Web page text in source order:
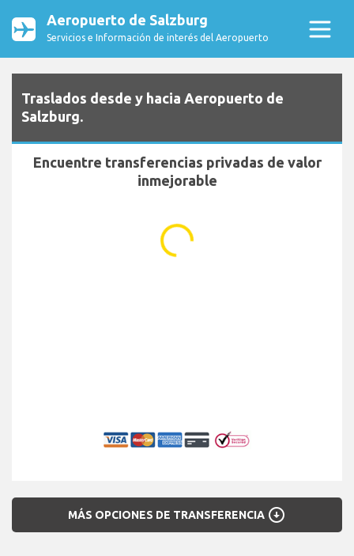
Aeropuerto de Salzburg
Servicios e Información de interés del Aeropuerto
Traslados desde y hacia Aeropuerto de
Salzburg.
Encuentre transferencias privadas de valor
inmejorable
MÁS OPCIONES DE TRANSFERENCIA arrow_circle_down